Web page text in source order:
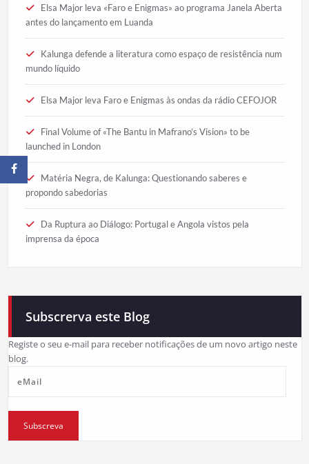
Elsa Major leva «Faro e Enigmas» ao programa Janela Aberta
antes do lançamento em Luanda
Kalunga defende a literatura como espaço de resistência num
mundo líquido
Elsa Major leva Faro e Enigmas às ondas da rádio CEFOJOR
Final Volume of «The Bantu in Mafrano’s Vision» to be
launched in London
Matéria Negra, de Kalunga: Questionando saberes e
propondo sabedorias
Da Ruptura ao Diálogo: Portugal e Angola vistos pela
imprensa da época
Subscrerva este Blog
Registe o seu e-mail para receber notificações de um novo artigo neste
blog.
Subscreva